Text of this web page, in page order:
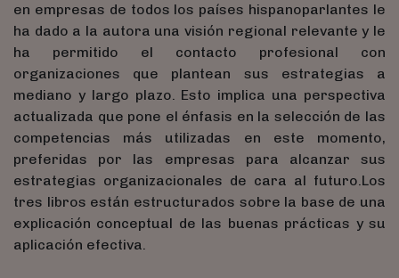
en empresas de todos los países hispanoparlantes le
ha dado a la autora una visión regional relevante y le
ha permitido el contacto profesional con
organizaciones que plantean sus estrategias a
mediano y largo plazo. Esto implica una perspectiva
actualizada que pone el énfasis en la selección de las
competencias más utilizadas en este momento,
preferidas por las empresas para alcanzar sus
estrategias organizacionales de cara al futuro.Los
tres libros están estructurados sobre la base de una
explicación conceptual de las buenas prácticas y su
aplicación efectiva.